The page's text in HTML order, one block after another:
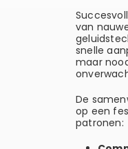
van
snelle
maar
De
op een
patronen: